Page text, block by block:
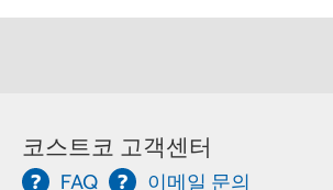
코스트코 고객센터
FAQ 이메일 문의